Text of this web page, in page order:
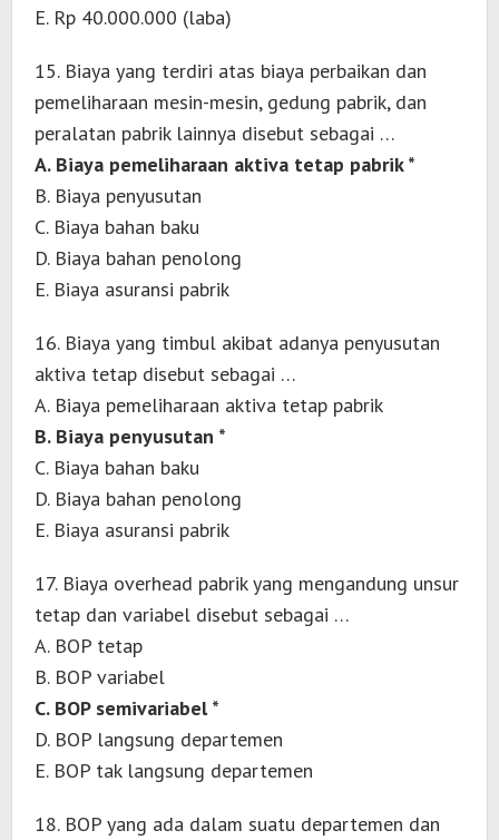
E. Rp 40.000.000 (laba)
15. Biaya yang terdiri atas biaya perbaikan dan
pemeliharaan mesin-mesin, gedung pabrik, dan
peralatan pabrik lainnya disebut sebagai …
A. Biaya pemeliharaan aktiva tetap pabrik *
B. Biaya penyusutan
C. Biaya bahan baku
D. Biaya bahan penolong
E. Biaya asuransi pabrik
16. Biaya yang timbul akibat adanya penyusutan
aktiva tetap disebut sebagai …
A. Biaya pemeliharaan aktiva tetap pabrik
B. Biaya penyusutan *
C. Biaya bahan baku
D. Biaya bahan penolong
E. Biaya asuransi pabrik
17. Biaya overhead pabrik yang mengandung unsur
tetap dan variabel disebut sebagai …
A. BOP tetap
B. BOP variabel
C. BOP semivariabel *
D. BOP langsung departemen
E. BOP tak langsung departemen
18. BOP yang ada dalam suatu departemen dan